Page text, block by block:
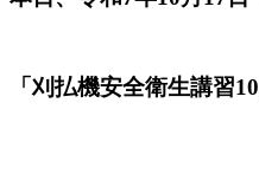
「刈払機安全衛生講習